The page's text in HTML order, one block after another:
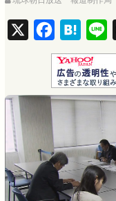
a
c
e
o
k
H
a
t
e
i
n
e